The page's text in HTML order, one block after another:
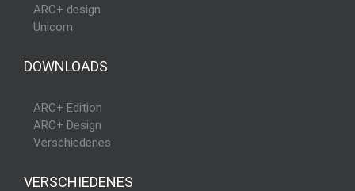
ARC+ design
Unicorn
DOWNLOADS
ARC+ Edition
ARC+ Design
Verschiedenes
VERSCHIEDENES